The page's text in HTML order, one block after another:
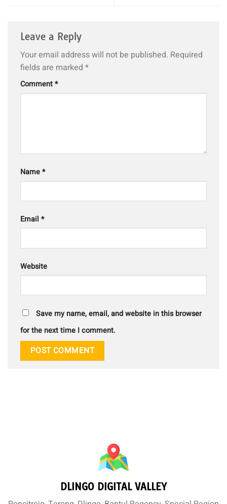
Leave a Reply
Your email address will not be published. Required
fields are marked *
Comment*
Name*
Email *
Website
Save my name, email, and website in this browser
for the next time I comment.
DLINGO DIGITAL VALLEY